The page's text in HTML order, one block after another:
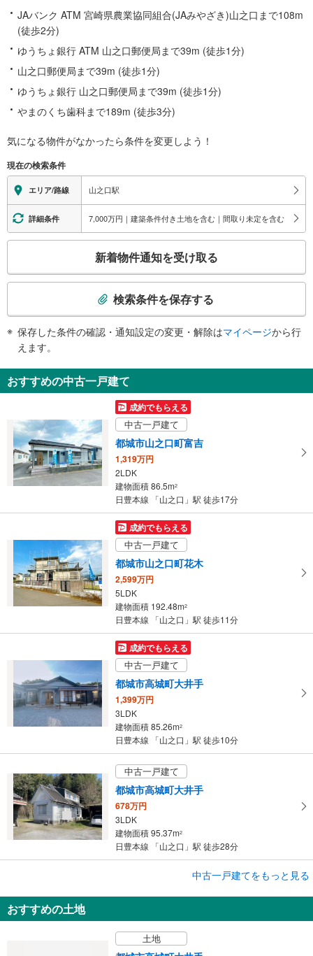
JAバンク ATM 宮崎県農業協同組合(JAみやざき)山之口まで108m
(徒歩2分)
ゆうちょ銀行 ATM 山之口郵便局まで39m (徒歩1分)
山之口郵便局まで39m (徒歩1分)
ゆうちょ銀行 山之口郵便局まで39m (徒歩1分)
やまのくち歯科まで189m (徒歩3分)
気になる物件がなかったら条件を変更しよう！
現在の検索条件
エリア/路線 山之口駅
詳細条件 7,000万円｜建築条件付き土地を含む｜間取り未定を含む
検
知
を
取
る
・
条
イ
ー
ジ
存
る
新着物件通知を受け取る
検索条件を保存する
保存した条件の確認・通知設定の変更・解除はマイページから行
えます。
おすすめの中古一戸建て
成約でもらえる
中古一戸建て
都城市山之口町富吉
1,319万円
2LDK
建物面積 86.5m2
日豊本線 「山之口」駅 徒歩17分
成約でもらえる
中古一戸建て
都城市山之口町花木
2,599万円
5LDK
建物面積 192.48m2
日豊本線 「山之口」駅 徒歩11分
成約でもらえる
中古一戸建て
都城市高城町大井手
1,399万円
3LDK
建物面積 85.26m2
日豊本線 「山之口」駅 徒歩10分
中古一戸建て
都城市高城町大井手
678万円
3LDK
建物面積 95.37m2
日豊本線 「山之口」駅 徒歩28分
都城市高城町大井手
建物面積 140.44m
日豊本線 「山之口」駅 徒歩39分
中古一戸建てをもっと見る
おすすめの土地
土地